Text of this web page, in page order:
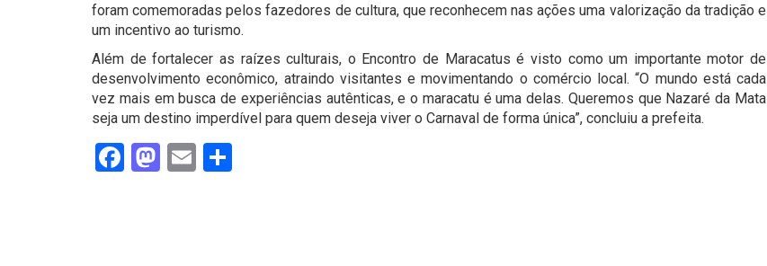
foram comemoradas pelos fazedores de cultura, que reconhecem nas ações uma valorização da tradição e
um incentivo ao turismo.
Além de fortalecer as raízes culturais, o Encontro de Maracatus é visto como um importante motor de
desenvolvimento econômico, atraindo visitantes e movimentando o comércio local. “O mundo está cada
vez mais em busca de experiências autênticas, e o maracatu é uma delas. Queremos que Nazaré da Mata
seja um destino imperdível para quem deseja viver o Carnaval de forma única”, concluiu a prefeita.
Facebook
Mastodon
Email